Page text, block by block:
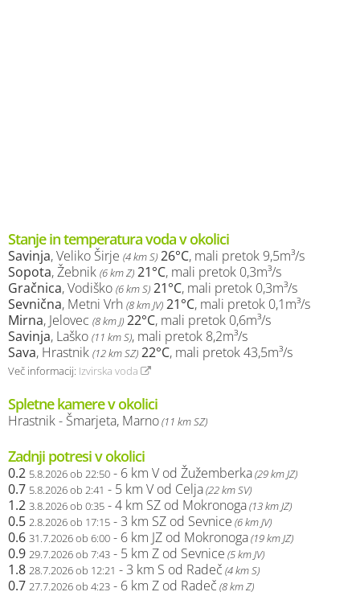
Stanje in temperatura voda v okolici
Savinja, Veliko Širje (4 km S) 26°C, mali pretok 9,5m³/s
Sopota, Žebnik (6 km Z) 21°C, mali pretok 0,3m³/s
Gračnica, Vodiško (6 km S) 21°C, mali pretok 0,3m³/s
Sevnična, Metni Vrh (8 km JV) 21°C, mali pretok 0,1m³/s
Mirna, Jelovec (8 km J) 22°C, mali pretok 0,6m³/s
Savinja, Laško (11 km S), mali pretok 8,2m³/s
Sava, Hrastnik (12 km SZ) 22°C, mali pretok 43,5m³/s
Več informacij: Izvirska voda
Spletne kamere v okolici
Hrastnik - Šmarjeta, Marno(11 km SZ)
Zadnji potresi v okolici
0.2 5.8.2026 ob 22:50 - 6 km V od Žužemberka(29 km JZ)
0.7 5.8.2026 ob 2:41 - 5 km V od Celja(22 km SV)
1.2 3.8.2026 ob 0:35 - 4 km SZ od Mokronoga(13 km JZ)
0.5 2.8.2026 ob 17:15 - 3 km SZ od Sevnice (6 km JV)
0.6 31.7.2026 ob 6:00 - 6 km JZ od Mokronoga(19 km JZ)
0.9 29.7.2026 ob 7:43 - 5 km Z od Sevnice (5 km JV)
1.8 28.7.2026 ob 12:21 - 3 km S od Radeč (4 km S)
0.7 27.7.2026 ob 4:23 - 6 km Z od Radeč (8 km Z)